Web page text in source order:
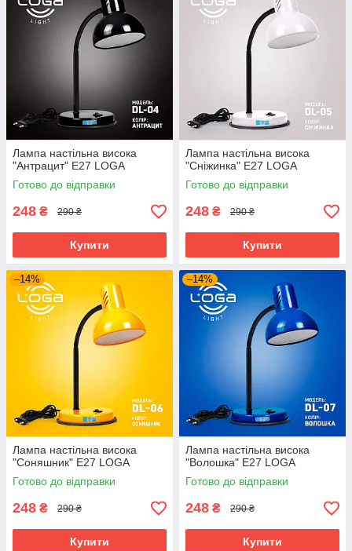
Лампа настільна висока
"Антрацит" Е27 LOGA
Готово до відправки
248 ₴ 290 ₴
Купити
Лампа настільна висока
"Сніжинка" Е27 LOGA
Готово до відправки
248 ₴ 290 ₴
Купити
–14%
Лампа настільна висока
"Соняшник" Е27 LOGA
Готово до відправки
248 ₴ 290 ₴
Купити
–14%
Лампа настільна висока
"Волошка" Е27 LOGA
Готово до відправки
248 ₴ 290 ₴
Купити